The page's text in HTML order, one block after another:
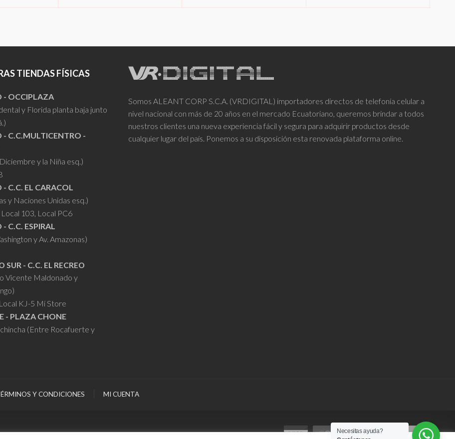
Las
opciones
pueden
elegir
pueden
elegir
en
TIENDAS FÍSICAS
- OCCIPLAZA
y Florida planta baja junto
- C.C.MULTICENTRO -
y la Niña esq.)
- C.C. EL CARACOL
y Naciones Unidas esq.)
103, Local PC6
C.C. ESPIRAL
y Av. Amazonas)
SUR - C.C. EL RECREO
Vicente Maldonado y
KJ-5 Mi Store
- PLAZA CHONE
(Entre Rocafuerte y
Somos ALEANT CORP S.C.A. (VRDIGITAL) importadores directos de telefonía celular a
nivel nacional con más de 20 años en el mercado Ecuatoriano, queremos brindar a todos
nuestros clientes una nueva experiencia fácil y segura para adquirir productos desde
cualquier lugar del país. Ponemos a su disposición esta renovada plataforma online.
Y CONDICIONES MI CUENTA
Necesitas ayuda?